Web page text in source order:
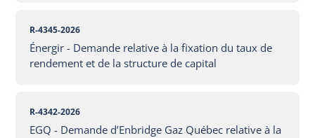
R-4345-2026
Énergir - Demande relative à la fixation du taux de
rendement et de la structure de capital
R-4342-2026
EGQ - Demande d’Enbridge Gaz Québec relative à la